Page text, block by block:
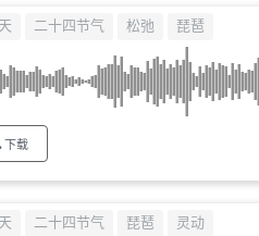
二十四节气 松弛 琵琶
下载
二十四节气 琵琶 灵动